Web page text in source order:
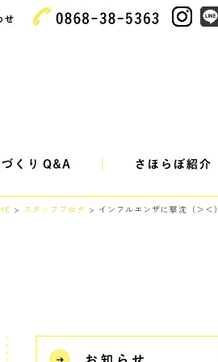
> スタッフブログ > インフルエンザに撃沈（＞＜）